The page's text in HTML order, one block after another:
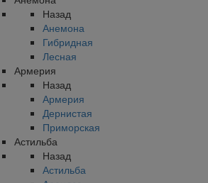
Назад
Анемона
Гибридная
Лесная
Армерия
Назад
Армерия
Дернистая
Приморская
Астильба
Назад
Астильба